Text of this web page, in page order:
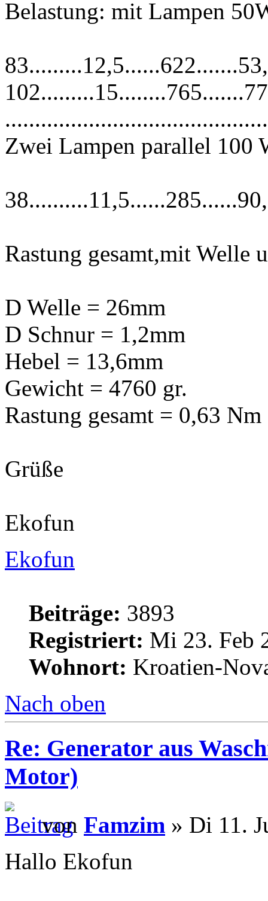
Belastung: mit Lampen
............................................
Zwei Lampen parallel 100
Rastung gesamt,mit Welle
D Welle = 26mm
D Schnur = 1,2mm
Hebel = 13,6mm
Gewicht = 4760 gr.
Rastung gesamt = 0,63 Nm
Grüße
Ekofun
Ekofun
Beiträge: 3893
Registriert: Mi 23. Feb
Wohnort: Kroatien-
Nach oben
Re: Generator aus
Motor)
von Famzim » Di 11.
Hallo Ekofun